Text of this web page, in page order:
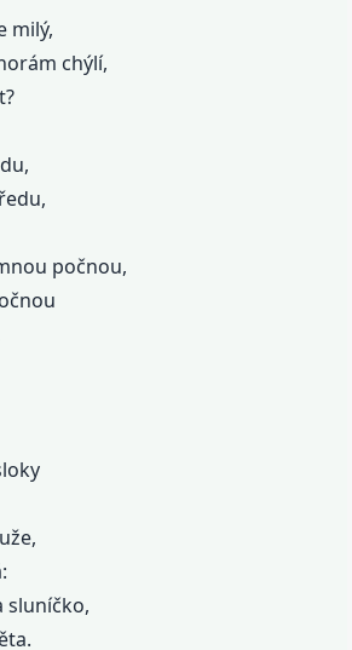
milý,
chýlí,
počnou,
sluníčko,